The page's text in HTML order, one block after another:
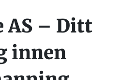
AS – Ditt
innen